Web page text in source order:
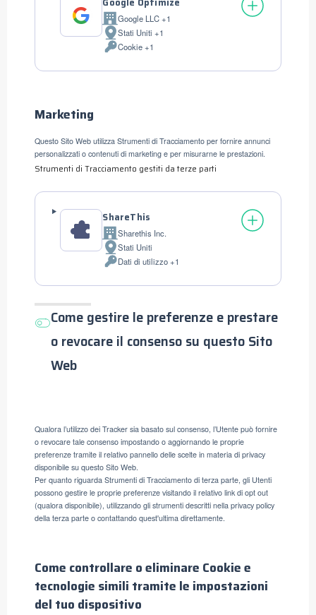
Azienda:Google LLC +1
Luogo
del
Stati Uniti +1
DatiCookie +1
Marketing
Questo Sito Web utilizza Strumenti di Tracciamento per fornire annunci
personalizzati o contenuti di marketing e per misurarne le prestazioni.
Strumenti di Tracciamento gestiti da terze parti
ShareThis
Azienda:Sharethis Inc.
Luogo
del
Stati Uniti
Dati Dati di utilizzo +1
Come gestire le preferenze e prestare
o revocare il consenso su questo Sito
Web
Qualora l’utilizzo dei Tracker sia basato sul consenso, l’Utente può fornire
o revocare tale consenso impostando o aggiornando le proprie
preferenze tramite il relativo pannello delle scelte in materia di privacy
disponibile su questo Sito Web.
Per quanto riguarda Strumenti di Tracciamento di terza parte, gli Utenti
possono gestire le proprie preferenze visitando il relativo link di opt out
(qualora disponibile), utilizzando gli strumenti descritti nella privacy policy
della terza parte o contattando quest'ultima direttamente.
Come controllare o eliminare Cookie e
tecnologie simili tramite le impostazioni
del tuo dispositivo